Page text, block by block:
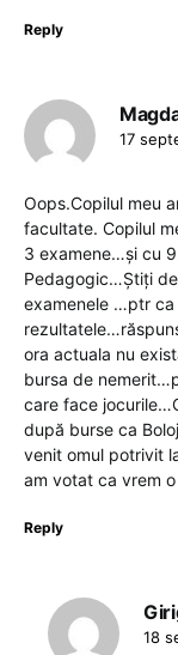
Reply
17
Oops.Copilul meu
facultate. Copilul
3 examene…și cu
Pedagogic…Știți
examenele …ptr ca
ora actuala nu
bursa de
care face
după burse ca
venit omul potrivit
am votat ca vrem
Reply
18